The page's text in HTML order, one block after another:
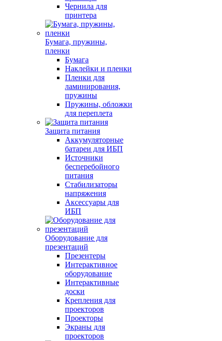
Чернила для
принтера
Бумага, пружины,
пленки
Бумага
Наклейки и пленки
Пленки для
ламинирования,
пружины
Пружины, обложки
для переплета
Защита питания
Аккумуляторные
батареи для ИБП
Источники
бесперебойного
питания
Стабилизаторы
напряжения
Аксессуары для
ИБП
Оборудование для
презентаций
Презентеры
Интерактивное
оборудование
Интерактивные
доски
Крепления для
проекторов
Проекторы
Экраны для
проекторов